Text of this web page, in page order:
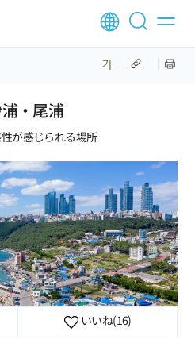
・尾浦
が感じられる場所
いいね(16)